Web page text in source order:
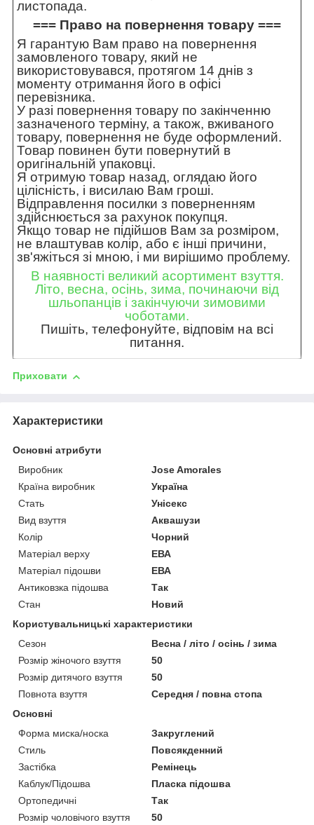
листопада.
=== Право на повернення товару ===
Я гарантую Вам право на повернення
замовленого товару, який не
використовувався, протягом 14 днів з
моменту отримання його в офісі
перевізника.
У разі повернення товару по закінченню
зазначеного терміну, а також, вживаного
товару, повернення не буде оформлений.
Товар повинен бути повернутий в
оригінальній упаковці.
Я отримую товар назад, оглядаю його
цілісність, і висилаю Вам гроші.
Відправлення посилки з поверненням
здійснюється за рахунок покупця.
Якщо товар не підійшов Вам за розміром,
не влаштував колір, або є інші причини,
зв'яжіться зі мною, і ми вирішимо проблему.
В наявності великий асортимент взуття.
Літо, весна, осінь, зима, починаючи від
шльопанців і закінчуючи зимовими
чоботами.
Пишіть, телефонуйте, відповім на всі
питання.
Приховати
Характеристики
Основні атрибути
Виробник
Jose Amorales
Країна виробник
Україна
Стать
Унісекс
Вид взуття
Аквашузи
Колір
Чорний
Матеріал верху
ЕВА
Матеріал підошви
ЕВА
Антиковзка підошва
Так
Стан
Новий
Користувальницькі характеристики
Сезон
Весна / літо / осінь / зима
Розмір жіночого взуття
50
Розмір дитячого взуття
50
Повнота взуття
Середня / повна стопа
Основні
Форма миска/носка
Закруглений
Стиль
Повсякденний
Застібка
Ремінець
Каблук/Підошва
Пласка підошва
Ортопедичні
Так
Розмір чоловічого взуття
50